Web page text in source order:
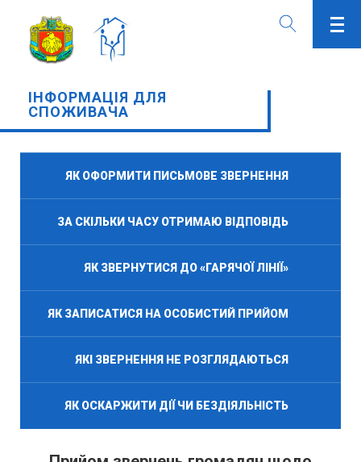
ІНФОРМАЦІЯ ДЛЯ
СПОЖИВАЧА
ЯК ОФОРМИТИ ПИСЬМОВЕ ЗВЕРНЕННЯ
ЗА СКІЛЬКИ ЧАСУ ОТРИМАЮ ВІДПОВІДЬ
ЯК ЗВЕРНУТИСЯ ДО «ГАРЯЧОЇ ЛІНІЇ»
ЯК ЗАПИСАТИСЯ НА ОСОБИСТИЙ ПРИЙОМ
ЯКІ ЗВЕРНЕННЯ НЕ РОЗГЛЯДАЮТЬСЯ
ЯК ОСКАРЖИТИ ДІЇ ЧИ БЕЗДІЯЛЬНІСТЬ